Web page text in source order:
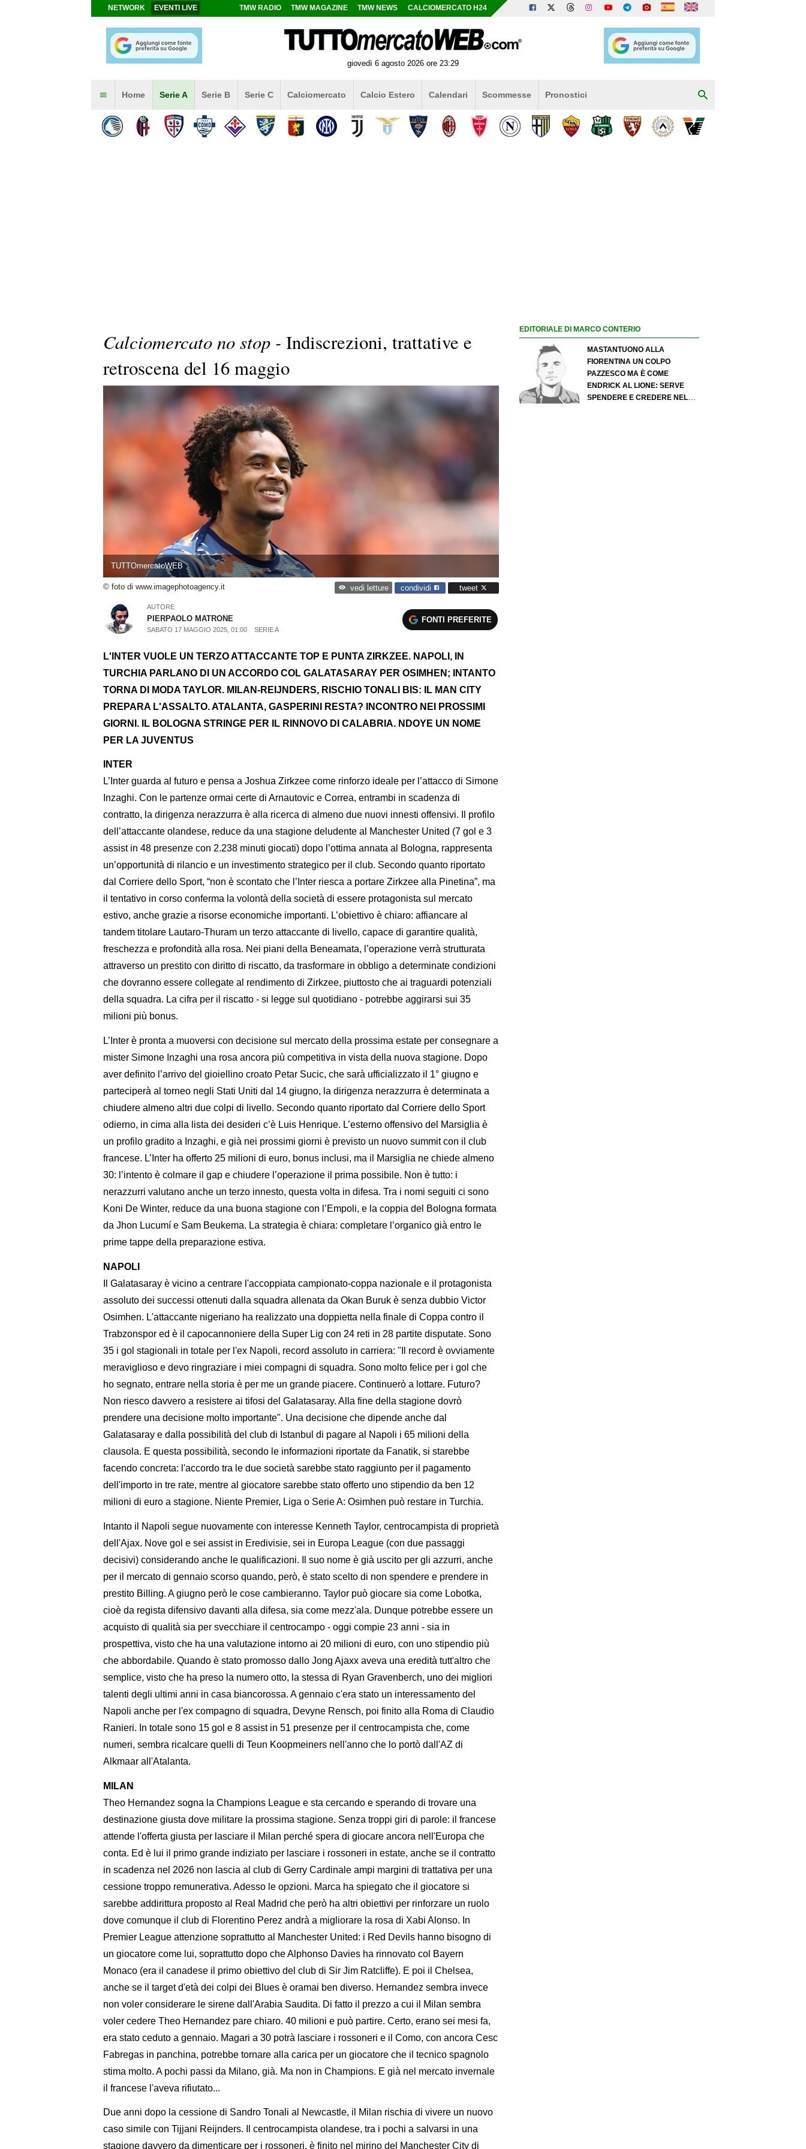
NETWORK EVENTI LIVE TMW RADIO TMW MAGAZINE TMW NEWS CALCIOMERCATO H24
giovedì 6 agosto 2026 ore 23:29
Home Serie A Serie B Serie C Calciomercato Calcio Estero Calendari Scommesse Pronostici
Calciomercato no stop - Indiscrezioni, trattative e
retroscena del 16 maggio
TUTTOmercatoWEB
© foto di www.imagephotoagency.it vedi letture condividi tweet
AUTORE
PIERPAOLO MATRONE
SABATO 17 MAGGIO 2025, 01:00 SERIE A
FONTI PREFERITE
L'INTER VUOLE UN TERZO ATTACCANTE TOP E PUNTA ZIRKZEE. NAPOLI, IN
TURCHIA PARLANO DI UN ACCORDO COL GALATASARAY PER OSIMHEN; INTANTO
TORNA DI MODA TAYLOR. MILAN-REIJNDERS, RISCHIO TONALI BIS: IL MAN CITY
PREPARA L'ASSALTO. ATALANTA, GASPERINI RESTA? INCONTRO NEI PROSSIMI
GIORNI. IL BOLOGNA STRINGE PER IL RINNOVO DI CALABRIA. NDOYE UN NOME
PER LA JUVENTUS
INTER
L’Inter guarda al futuro e pensa a Joshua Zirkzee come rinforzo ideale per l’attacco di Simone
Inzaghi. Con le partenze ormai certe di Arnautovic e Correa, entrambi in scadenza di
contratto, la dirigenza nerazzurra è alla ricerca di almeno due nuovi innesti offensivi. Il profilo
dell’attaccante olandese, reduce da una stagione deludente al Manchester United (7 gol e 3
assist in 48 presenze con 2.238 minuti giocati) dopo l’ottima annata al Bologna, rappresenta
un’opportunità di rilancio e un investimento strategico per il club. Secondo quanto riportato
dal Corriere dello Sport, “non è scontato che l’Inter riesca a portare Zirkzee alla Pinetina”, ma
il tentativo in corso conferma la volontà della società di essere protagonista sul mercato
estivo, anche grazie a risorse economiche importanti. L’obiettivo è chiaro: affiancare al
tandem titolare Lautaro-Thuram un terzo attaccante di livello, capace di garantire qualità,
freschezza e profondità alla rosa. Nei piani della Beneamata, l’operazione verrà strutturata
attraverso un prestito con diritto di riscatto, da trasformare in obbligo a determinate condizioni
che dovranno essere collegate al rendimento di Zirkzee, piuttosto che ai traguardi potenziali
della squadra. La cifra per il riscatto - si legge sul quotidiano - potrebbe aggirarsi sui 35
milioni più bonus.
L’Inter è pronta a muoversi con decisione sul mercato della prossima estate per consegnare a
mister Simone Inzaghi una rosa ancora più competitiva in vista della nuova stagione. Dopo
aver definito l’arrivo del gioiellino croato Petar Sucic, che sarà ufficializzato il 1° giugno e
parteciperà al torneo negli Stati Uniti dal 14 giugno, la dirigenza nerazzurra è determinata a
chiudere almeno altri due colpi di livello. Secondo quanto riportato dal Corriere dello Sport
odierno, in cima alla lista dei desideri c’è Luis Henrique. L’esterno offensivo del Marsiglia è
un profilo gradito a Inzaghi, e già nei prossimi giorni è previsto un nuovo summit con il club
francese. L’Inter ha offerto 25 milioni di euro, bonus inclusi, ma il Marsiglia ne chiede almeno
30: l’intento è colmare il gap e chiudere l’operazione il prima possibile. Non è tutto: i
nerazzurri valutano anche un terzo innesto, questa volta in difesa. Tra i nomi seguiti ci sono
Koni De Winter, reduce da una buona stagione con l’Empoli, e la coppia del Bologna formata
da Jhon Lucumí e Sam Beukema. La strategia è chiara: completare l’organico già entro le
prime tappe della preparazione estiva.
NAPOLI
Il Galatasaray è vicino a centrare l'accoppiata campionato-coppa nazionale e il protagonista
assoluto dei successi ottenuti dalla squadra allenata da Okan Buruk è senza dubbio Victor
Osimhen. L'attaccante nigeriano ha realizzato una doppietta nella finale di Coppa contro il
Trabzonspor ed è il capocannoniere della Super Lig con 24 reti in 28 partite disputate. Sono
35 i gol stagionali in totale per l'ex Napoli, record assoluto in carriera: "Il record è ovviamente
meraviglioso e devo ringraziare i miei compagni di squadra. Sono molto felice per i gol che
ho segnato, entrare nella storia è per me un grande piacere. Continuerò a lottare. Futuro?
Non riesco davvero a resistere ai tifosi del Galatasaray. Alla fine della stagione dovrò
prendere una decisione molto importante". Una decisione che dipende anche dal
Galatasaray e dalla possibilità del club di Istanbul di pagare al Napoli i 65 milioni della
clausola. E questa possibilità, secondo le informazioni riportate da Fanatik, si starebbe
facendo concreta: l'accordo tra le due società sarebbe stato raggiunto per il pagamento
dell'importo in tre rate, mentre al giocatore sarebbe stato offerto uno stipendio da ben 12
milioni di euro a stagione. Niente Premier, Liga o Serie A: Osimhen può restare in Turchia.
Intanto il Napoli segue nuovamente con interesse Kenneth Taylor, centrocampista di proprietà
dell'Ajax. Nove gol e sei assist in Eredivisie, sei in Europa League (con due passaggi
decisivi) considerando anche le qualificazioni. Il suo nome è già uscito per gli azzurri, anche
per il mercato di gennaio scorso quando, però, è stato scelto di non spendere e prendere in
prestito Billing. A giugno però le cose cambieranno. Taylor può giocare sia come Lobotka,
cioè da regista difensivo davanti alla difesa, sia come mezz'ala. Dunque potrebbe essere un
acquisto di qualità sia per svecchiare il centrocampo - oggi compie 23 anni - sia in
prospettiva, visto che ha una valutazione intorno ai 20 milioni di euro, con uno stipendio più
che abbordabile. Quando è stato promosso dallo Jong Ajaxx aveva una eredità tutt'altro che
semplice, visto che ha preso la numero otto, la stessa di Ryan Gravenberch, uno dei migliori
talenti degli ultimi anni in casa biancorossa. A gennaio c'era stato un interessamento del
Napoli anche per l'ex compagno di squadra, Devyne Rensch, poi finito alla Roma di Claudio
Ranieri. In totale sono 15 gol e 8 assist in 51 presenze per il centrocampista che, come
numeri, sembra ricalcare quelli di Teun Koopmeiners nell'anno che lo portò dall'AZ di
Alkmaar all'Atalanta.
MILAN
Theo Hernandez sogna la Champions League e sta cercando e sperando di trovare una
destinazione giusta dove militare la prossima stagione. Senza troppi giri di parole: il francese
attende l'offerta giusta per lasciare il Milan perché spera di giocare ancora nell'Europa che
conta. Ed è lui il primo grande indiziato per lasciare i rossoneri in estate, anche se il contratto
in scadenza nel 2026 non lascia al club di Gerry Cardinale ampi margini di trattativa per una
cessione troppo remunerativa. Adesso le opzioni. Marca ha spiegato che il giocatore si
sarebbe addirittura proposto al Real Madrid che però ha altri obiettivi per rinforzare un ruolo
dove comunque il club di Florentino Perez andrà a migliorare la rosa di Xabi Alonso. In
Premier League attenzione soprattutto al Manchester United: i Red Devils hanno bisogno di
un giocatore come lui, soprattutto dopo che Alphonso Davies ha rinnovato col Bayern
Monaco (era il canadese il primo obiettivo del club di Sir Jim Ratcliffe). E poi il Chelsea,
anche se il target d'età dei colpi dei Blues è oramai ben diverso. Hernandez sembra invece
non voler considerare le sirene dall'Arabia Saudita. Di fatto il prezzo a cui il Milan sembra
voler cedere Theo Hernandez pare chiaro. 40 milioni e può partire. Certo, erano sei mesi fa,
era stato ceduto a gennaio. Magari a 30 potrà lasciare i rossoneri e il Como, con ancora Cesc
Fabregas in panchina, potrebbe tornare alla carica per un giocatore che il tecnico spagnolo
stima molto. A pochi passi da Milano, già. Ma non in Champions. E già nel mercato invernale
il francese l'aveva rifiutato...
Due anni dopo la cessione di Sandro Tonali al Newcastle, il Milan rischia di vivere un nuovo
caso simile con Tijjani Reijnders. Il centrocampista olandese, tra i pochi a salvarsi in una
stagione davvero da dimenticare per i rossoneri, è finito nel mirino del Manchester City di
EDITORIALE DI MARCO CONTERIO
MASTANTUONO ALLA
FIORENTINA UN COLPO
PAZZESCO MA È COME
ENDRICK AL LIONE: SERVE
SPENDERE E CREDERE NELLO